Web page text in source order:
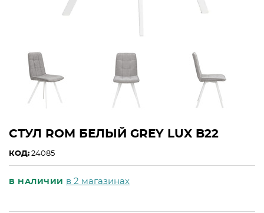
СТУЛ ROM БЕЛЫЙ GREY LUX B22
КОД: 24085
В НАЛИЧИИ в 2 магазинах